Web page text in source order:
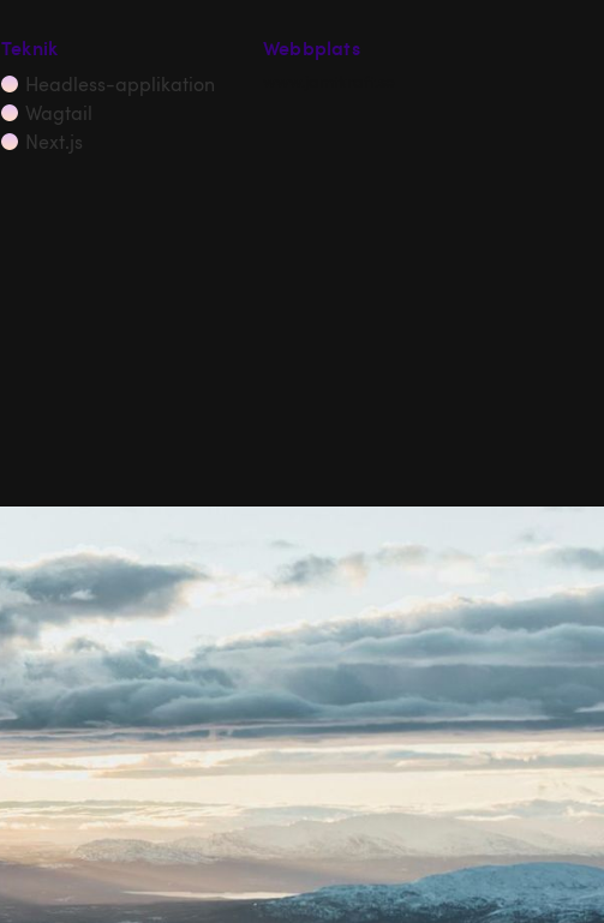
Teknik
Headless-applikation
Wagtail
Next.js
Webbplats